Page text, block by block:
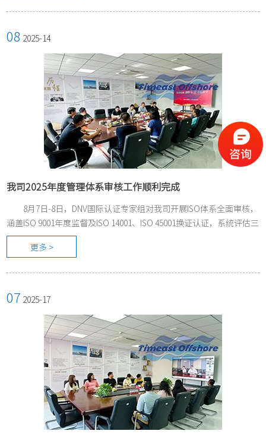
08 2025-14
我司2025年度管理体系审核工作顺利完成
8月7日-8日，DNV国际认证专家组对我司开展ISO体系全面审核，
涵盖ISO 9001年度监督及ISO 14001、ISO 45001换证认证，系统评估三
大管理体系运行质量与持续改进成效。
更多 >
07 2025-17